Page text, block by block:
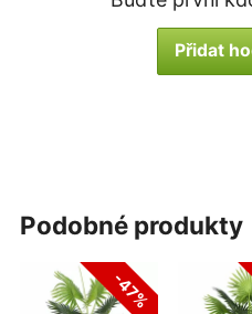
Přidat
podobné produkty
-47%